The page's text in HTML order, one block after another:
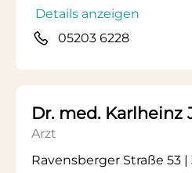
Details anzeigen
05203 6228
Dr. med. Karlheinz
Arzt
Ravensberger Straße 53